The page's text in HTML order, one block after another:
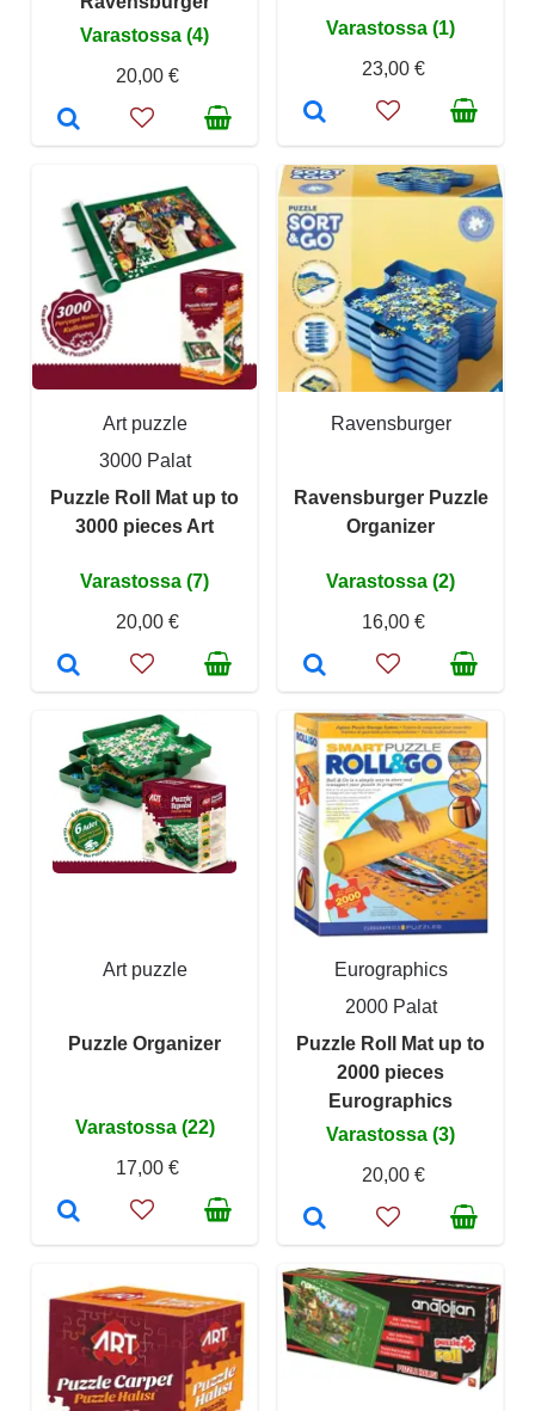
Varastossa (4)
20,00 €
Varastossa (1)
23,00 €
Art puzzle
3000 Palat
Puzzle Roll Mat up to
3000 pieces Art
Varastossa (7)
20,00 €
Ravensburger
Ravensburger Puzzle
Organizer
Varastossa (2)
16,00 €
Art puzzle
Puzzle Organizer
Varastossa (22)
17,00 €
Eurographics
2000 Palat
Puzzle Roll Mat up to
2000 pieces
Eurographics
Varastossa (3)
20,00 €